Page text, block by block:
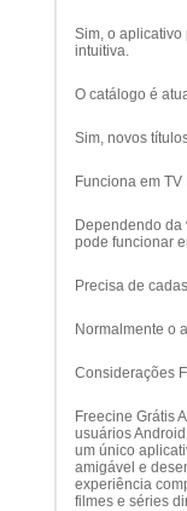
Sim, o aplicativo
intuitiva.
O catálogo é
Sim, novos
Funciona em TV
Dependendo da
pode funcionar
Precisa de
Normalmente o
Considerações
Freecine Grátis
usuários
um único
amigável e
experiência
filmes e séries